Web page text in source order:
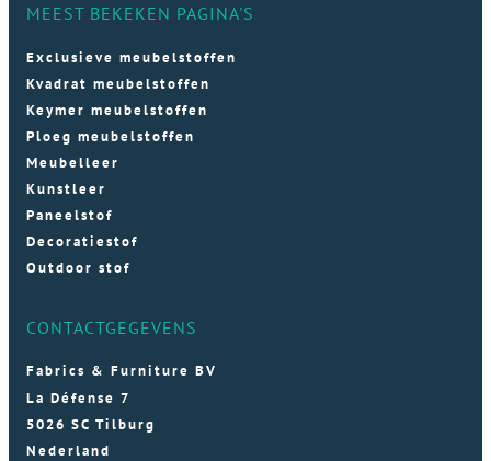
MEEST BEKEKEN PAGINA'S
Exclusieve meubelstoffen
Kvadrat meubelstoffen
Keymer meubelstoffen
Ploeg meubelstoffen
Meubelleer
Kunstleer
Paneelstof
Decoratiestof
Outdoor stof
CONTACTGEGEVENS
Fabrics & Furniture BV
La Défense 7
5026 SC Tilburg
Nederland